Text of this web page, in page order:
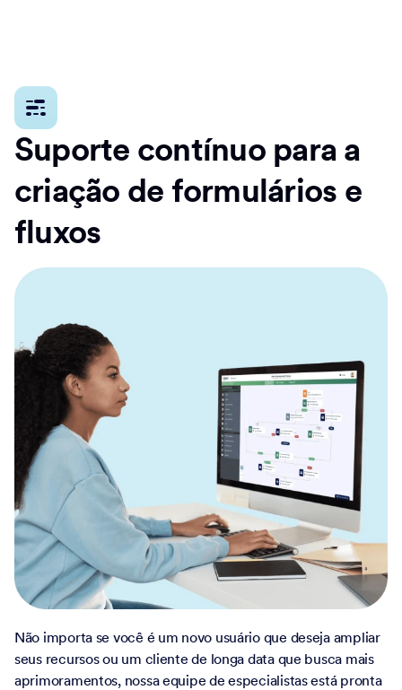
Suporte contínuo para a
criação de formulários e
fluxos
Não importa se você é um novo usuário que deseja ampliar
seus recursos ou um cliente de longa data que busca mais
aprimoramentos, nossa equipe de especialistas está pronta